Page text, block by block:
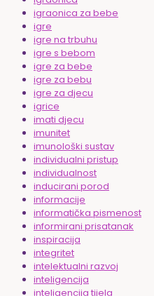
igraonica za bebe
igre
igre na trbuhu
igre s bebom
igre za bebe
igre za bebu
igre za djecu
igrice
imati djecu
imunitet
imunološki sustav
individualni pristup
individualnost
inducirani porod
informacije
informatička pismenost
informirani prisatanak
inspiracija
integritet
intelektualni razvoj
inteligencija
inteligencija tijela